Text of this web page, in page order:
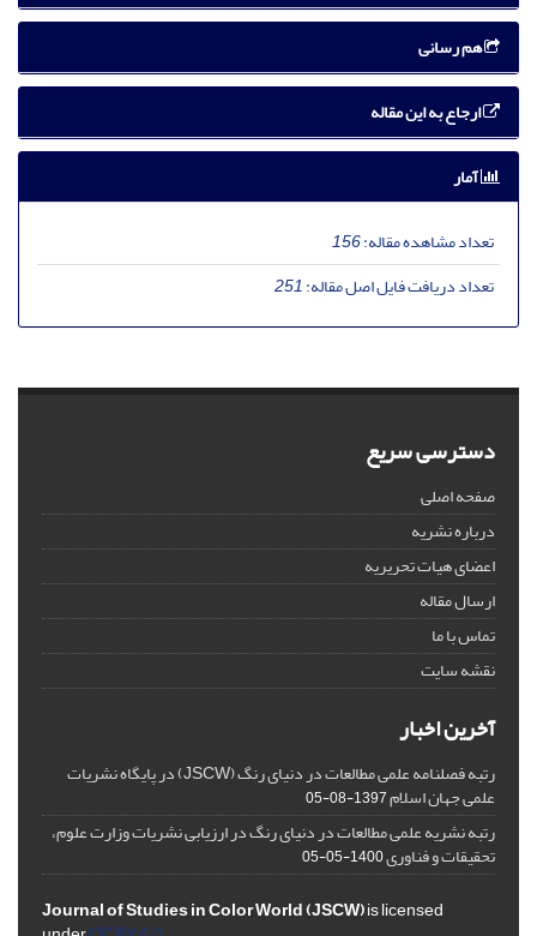
هم رسانی
ارجاع به این مقاله
آمار
تعداد مشاهده مقاله:156
تعداد دریافت فایل اصل مقاله:251
دسترسی سریع
صفحه اصلی
درباره نشریه
اعضای هیات تحریریه
ارسال مقاله
تماس با ما
نقشه سایت
آخرین اخبار
رتبه فصلنامه علمی مطالعات در دنیای رنگ (JSCW) در پایگاه نشریات
علمی جهان اسلام1397-08-05
رتبه نشریه علمی مطالعات در دنیای رنگ در ارزیابی نشریات وزارت علوم،
تحقیقات و فناوری1400-05-05
Journal of Studies in Color World (JSCW)is licensed